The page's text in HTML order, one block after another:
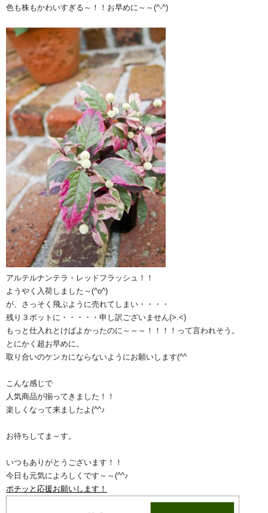
色も株もかわいすぎる～！！お早めに～～(^-^)
アルテルナンテラ・レッドフラッシュ！！
ようやく入荷しました～(^o^)
が、さっそく飛ぶように売れてしまい・・・・
残り３ポットに・・・・・申し訳ございません(>.<)
もっと仕入れとけばよかったのに～～～！！！！って言われそう。
とにかく超お早めに。
取り合いのケンカにならないようにお願いします(^^ゞ
こんな感じで
人気商品が揃ってきました！！
楽しくなって来ましたよ(^^♪
お待ちしてま～す。
いつもありがとうございます！！
今日も元気によろしくです～～(^^♪
ポチッと応援お願いします！